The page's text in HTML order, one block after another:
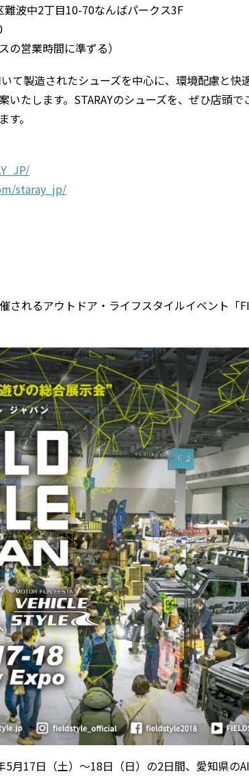
波中2丁目10-70なんばパークス3F
の営業時間に準ずる）
て製造されたシューズを中心に、環境配慮と快
たします。STARAYのシューズを、ぜひ店頭で
。
staray_jp/
されるアウトドア・ライフスタイルイベント「
5月17日（土）～18日（日）の2日間、愛知県の